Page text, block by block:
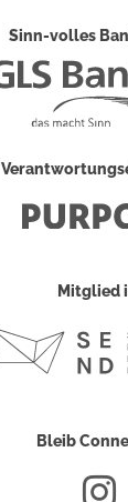
Sinn-volles
Mitglied
Bleib